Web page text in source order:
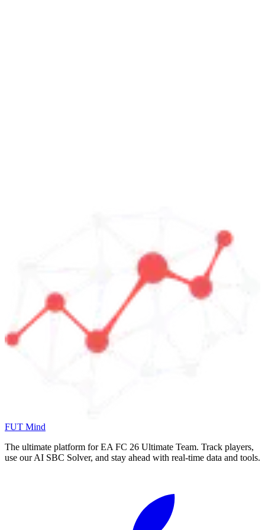
FUT Mind
The ultimate platform for EA FC 26 Ultimate Team. Track players,
use our AI SBC Solver, and stay ahead with real-time data and tools.